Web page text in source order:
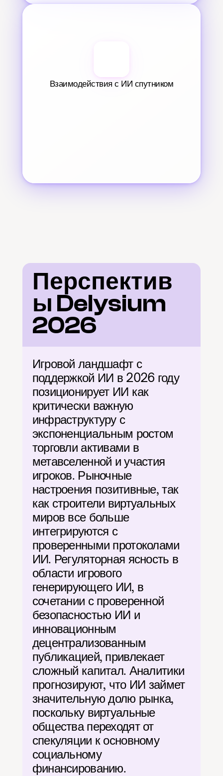
Взаимодействия с ИИ спутником
Перспектив
ы Delysium
2026
Игровой ландшафт с
поддержкой ИИ в 2026 году
позиционирует ИИ как
критически важную
инфраструктуру с
экспоненциальным ростом
торговли активами в
метавселенной и участия
игроков. Рыночные
настроения позитивные, так
как строители виртуальных
миров все больше
интегрируются с
проверенными протоколами
ИИ. Регуляторная ясность в
области игрового
генерирующего ИИ, в
сочетании с проверенной
безопасностью ИИ и
инновационным
децентрализованным
публикацией, привлекает
сложный капитал. Аналитики
прогнозируют, что ИИ займет
значительную долю рынка,
поскольку виртуальные
общества переходят от
спекуляции к основному
социальному
финансированию.